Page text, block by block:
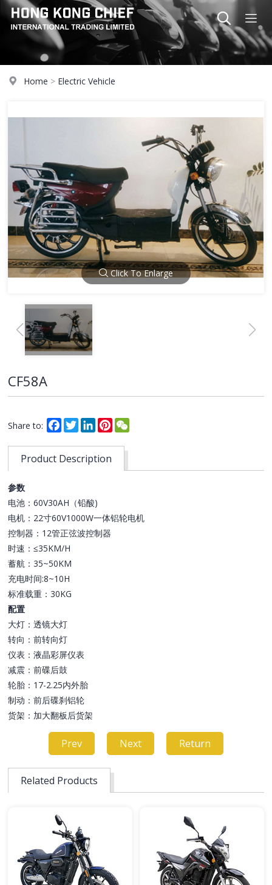
Home > Electric Vehicle
Click To Enlarge
CF58A
Share to: Facebook
TwitterLinkedInPinterest
Product Description
参数
电池：60V30AH（铅酸)
电机：22寸60V1000W一体铝轮电机
控制器：12管正弦波控制器
时速：≤35KM/H
蓄航：35~50KM
充电时间:8~10H
标准载重：30KG
配置
大灯：透镜大灯
转向：前转向灯
仪表：液晶彩屏仪表
减震：前碟后鼓
轮胎：17-2.25内外胎
制动：前后碟刹铝轮
货架：加大翻板后货架
Prev Next Return
Related Products